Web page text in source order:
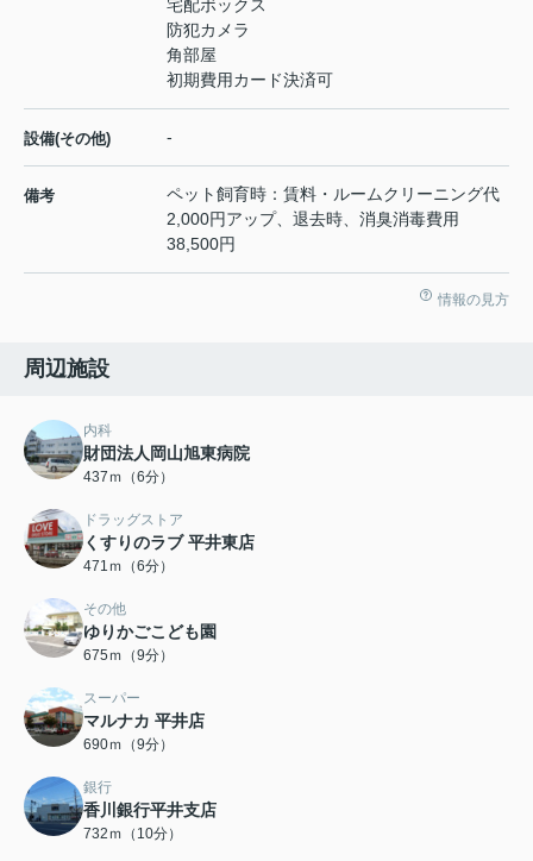
宅配ボックス
防犯カメラ
角部屋
初期費用カード決済可
設備(その他) -
備考
ペット飼育時：賃料・ルームクリーニング代
2,000円アップ、退去時、消臭消毒費用
38,500円
情報の見方
周辺施設
内科
財団法人岡山旭東病院
437ｍ（6分）
ドラッグストア
くすりのラブ 平井東店
471ｍ（6分）
その他
ゆりかごこども園
675ｍ（9分）
スーパー
マルナカ 平井店
690ｍ（9分）
銀行
香川銀行平井支店
732ｍ（10分）